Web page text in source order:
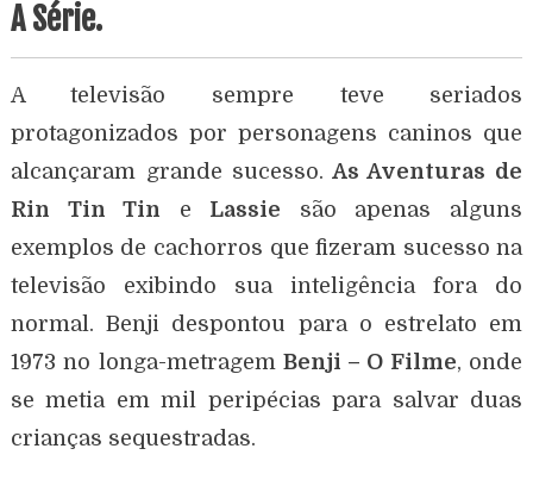
A Série.
A televisão sempre teve seriados
protagonizados por personagens caninos que
alcançaram grande sucesso. As Aventuras de
Rin Tin Tin e Lassie são apenas alguns
exemplos de cachorros que fizeram sucesso na
televisão exibindo sua inteligência fora do
normal. Benji despontou para o estrelato em
1973 no longa-metragem Benji – O Filme, onde
se metia em mil peripécias para salvar duas
crianças sequestradas.